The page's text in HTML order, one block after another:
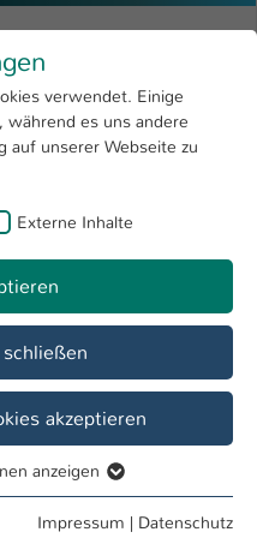
4
Open submenu
verwendet. Einige
es uns andere
auf unserer Webseite zu
Externe Inhalte
akzeptieren
Funktionen
anzeigen
Impressum | Datenschutz